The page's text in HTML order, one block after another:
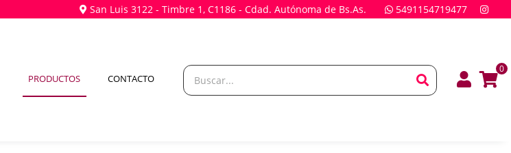
San Luis 3122 - Timbre 1, C1186 - Cdad. Autónoma de Bs.As. 5491154719477
PRODUCTOS CONTACTO
0